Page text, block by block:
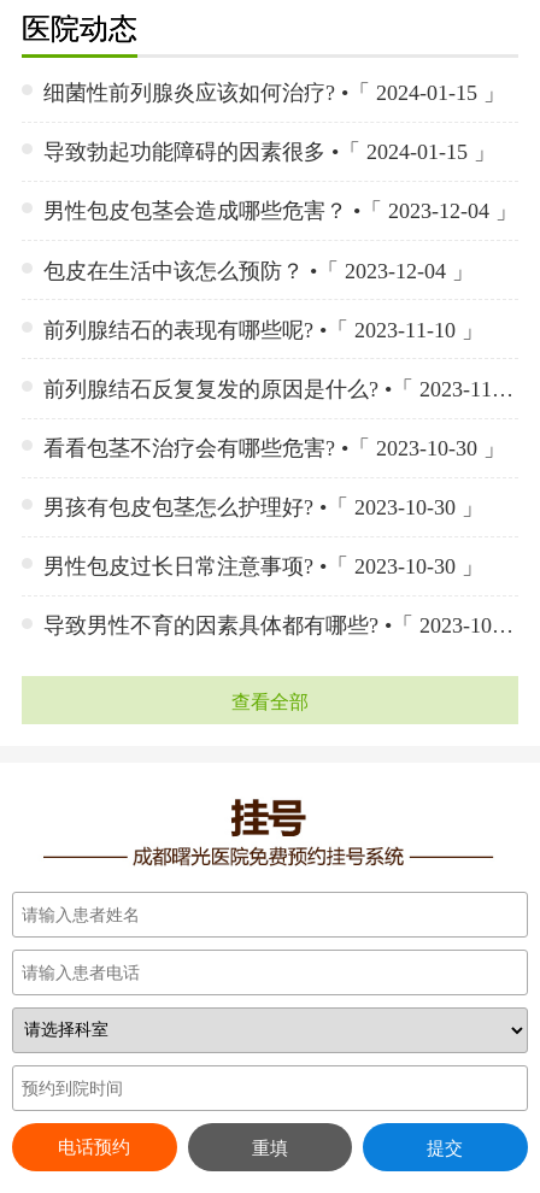
医院动态
细菌性前列腺炎应该如何治疗? •「 2024-01-15 」
导致勃起功能障碍的因素很多 •「 2024-01-15 」
男性包皮包茎会造成哪些危害？ •「 2023-12-04 」
包皮在生活中该怎么预防？ •「 2023-12-04 」
前列腺结石的表现有哪些呢? •「 2023-11-10 」
前列腺结石反复复发的原因是什么? •「 2023-11-10 」
看看包茎不治疗会有哪些危害? •「 2023-10-30 」
男孩有包皮包茎怎么护理好? •「 2023-10-30 」
男性包皮过长日常注意事项? •「 2023-10-30 」
导致男性不育的因素具体都有哪些? •「 2023-10-23 」
查看全部
电话预约 重填 提交